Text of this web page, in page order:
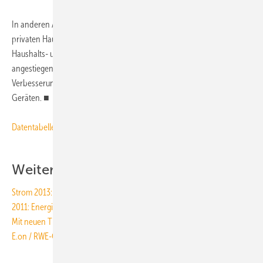
In anderen Anwendungsbereichen ist der Energieverbrauch der
privaten Haushalte dagegen nur leicht gesunken. Für elektrische
Haushalts- und Kommunikationsgeräte ist der Energieverbrauch sogar
angestiegen (+2,3 %), trotz Strom sparender, technischer
Verbesserungen der Geräte. Grund hierfür ist die steigende Anzahl an
Geräten. ■
Datentabelle des Statistischen Bundesamts
Weitere ZAHLEN
Strom 2013: 30 Mrd. Euro Staatsanteil
2011: Energie-Importquote sinkt auf 69 %
Mit neuen Thermostaten 18 TWh/a sparen
E.on / RWE-Gewinn höher als EEG-Umlage